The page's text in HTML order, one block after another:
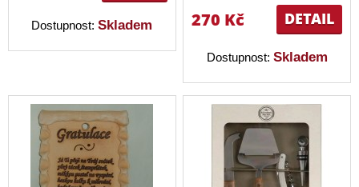
Dostupnost:Skladem DETAIL
270 Kč
Dostupnost: Skladem